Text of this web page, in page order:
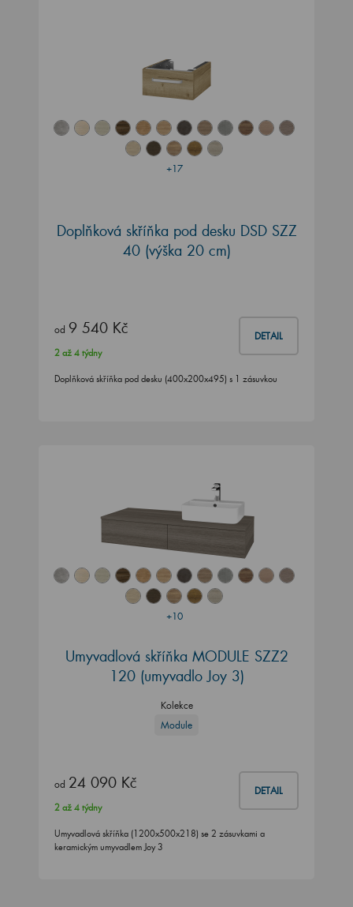
+17
Doplňková skříňka pod desku DSD SZZ
40 (výška 20 cm)
od 9 540 Kč DETAIL
2 až 4 týdny
Doplňková skříňka pod desku (400x200x495) s 1 zásuvkou
+10
Umyvadlová skříňka MODULE SZZ2
120 (umyvadlo Joy 3)
Kolekce
Module
od 24 090 Kč DETAIL
2 až 4 týdny
Umyvadlová skříňka (1200x500x218) se 2 zásuvkami a
keramickým umyvadlem Joy 3